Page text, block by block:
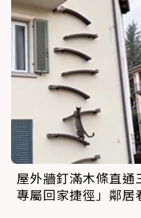
屋外牆釘滿木條直通
專屬回家捷徑」鄰居